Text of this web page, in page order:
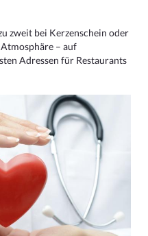
zweit bei Kerzenschein oder
– auf
Adressen für Restaurants